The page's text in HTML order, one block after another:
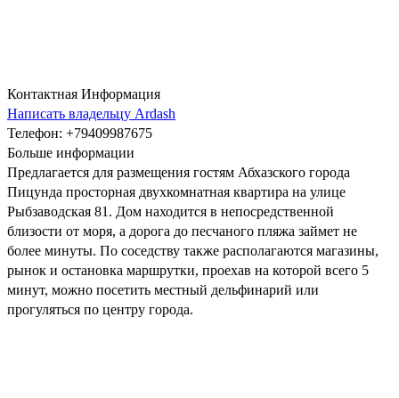
Контактная Информация
Написать владельцу Ardash
Телефон: +79409987675
Больше информации
Предлагается для размещения гостям Абхазского города
Пицунда просторная двухкомнатная квартира на улице
Рыбзаводская 81. Дом находится в непосредственной
близости от моря, а дорога до песчаного пляжа займет не
более минуты. По соседству также располагаются магазины,
рынок и остановка маршрутки, проехав на которой всего 5
минут, можно посетить местный дельфинарий или
прогуляться по центру города.